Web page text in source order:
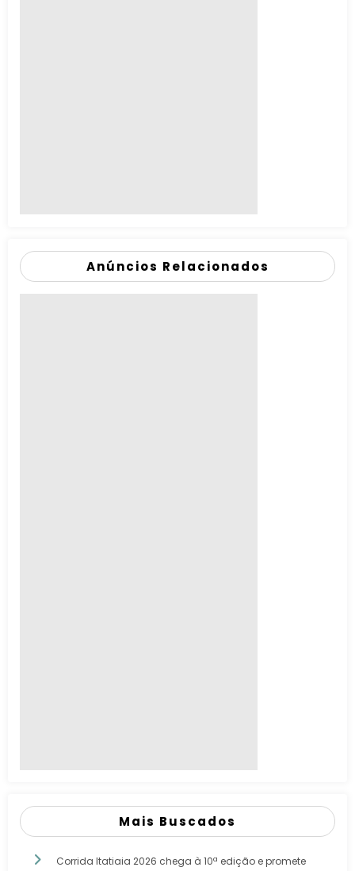
Anúncios Relacionados
Mais Buscados
Corrida Itatiaia 2026 chega à 10ª edição e promete